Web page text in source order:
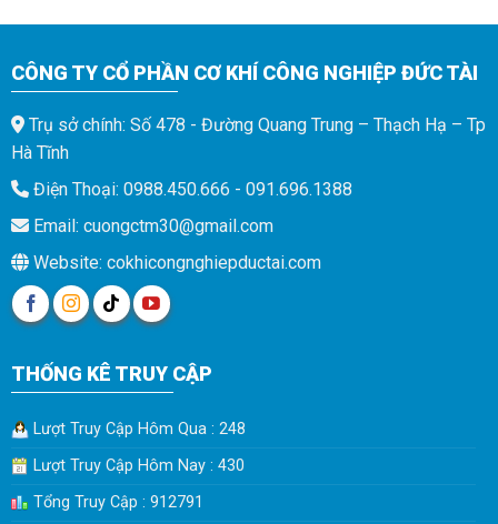
CÔNG TY CỔ PHẦN CƠ KHÍ CÔNG NGHIỆP ĐỨC TÀI
Trụ sở chính: Số 478 - Đường Quang Trung – Thạch Hạ – Tp
Hà Tĩnh
Điện Thoại: 0988.450.666 - 091.696.1388
Email: cuongctm30@gmail.com
Website: cokhicongnghiepductai.com
THỐNG KÊ TRUY CẬP
Lượt Truy Cập Hôm Qua : 248
Lượt Truy Cập Hôm Nay : 430
Tổng Truy Cập : 912791